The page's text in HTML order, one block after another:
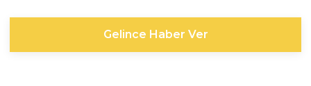
Gelince Haber Ver